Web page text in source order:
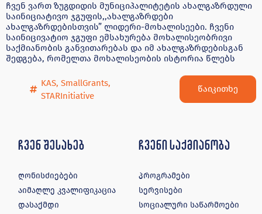
ჩვენ ვართ ზუგდიდის მუნიციპალიტეტის ახალგაზრდული
საინიციატივო ჯგუფის,,ახალგაზრდები
ახალგაზრდებისთვის” ლიდერი-მოხალისეები. ჩვენი
საინიცივატიო ჯგუფი ემსახურება მოხალისეობრივი
საქმიანობის განვითარებას და იმ ახალგაზრდებისგან
შედგება, რომელთა მოხალისეობის ისტორია წლებს
KAS, SmallGrants,
STARInitiative
წაიკითხე
ჩვენ შესახებ
ღონისძიებები
აიმაღლე კვალიფიკაცია
დასაქმდი
ჩვენი საქმიანობა
პროგრამები
სერვისები
სოციალური საწარმოები